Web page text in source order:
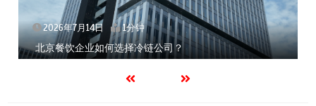
2026年7月14日 1分钟
北京餐饮企业如何选择冷链公司？